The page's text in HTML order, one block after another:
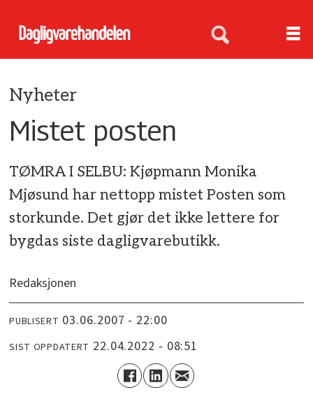
Nyheter
Mistet posten
TØMRA I SELBU: Kjøpmann Monika
Mjøsund har nettopp mistet Posten som
storkunde. Det gjør det ikke lettere for
bygdas siste dagligvarebutikk.
Redaksjonen
PUBLISERT 03.06.2007 - 22:00
SIST OPPDATERT 22.04.2022 - 08:51